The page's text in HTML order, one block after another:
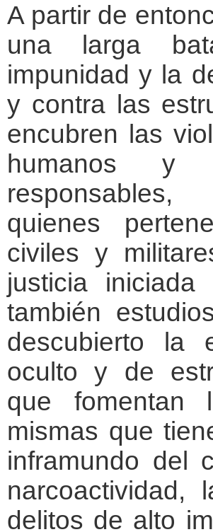
A partir de
una larga
impunidad y la
y contra las
encubren las
humanos
quienes
civiles y
justicia
también
descubierto la
oculto y de
que fomentan
mismas que
inframundo del
narcoactividad,
delitos de alto